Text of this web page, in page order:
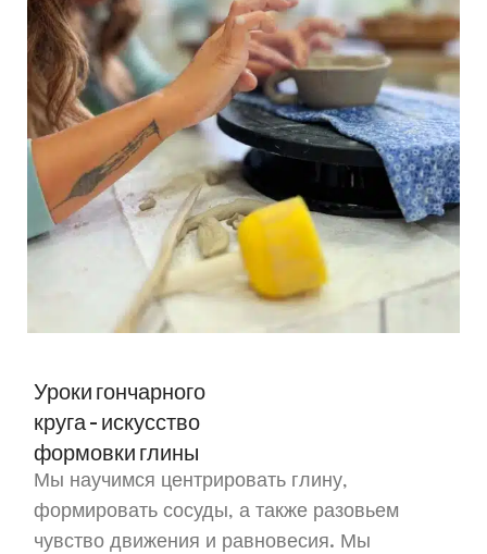
Уроки гончарного
круга - искусство
формовки глины
Мы научимся центрировать глину,
формировать сосуды, а также разовьем
чувство движения и равновесия. Мы